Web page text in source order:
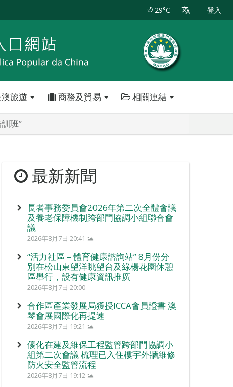
29°C 登入
旅遊 商務及貿易 相關連結
班”
最新新聞
長者事務委員會2026年第二次全體會議
及養老保障機制跨部門協調小組聯合會
議
2026年8月7日 20:41
“活力社區 – 體育健康諮詢站” 8月份分
別在松山東望洋眺望台及綠楊花園休憩
區舉行，設有健康資訊推廣
2026年8月7日 20:00
合作區產業發展局獲授ICCA會員證書 澳
琴會展國際化再提速
2026年8月7日 19:21
優化在建及維保工程監管跨部門協調小
組第二次會議 梳理已入住樓宇外牆維修
防火安全監管流程
2026年8月7日 19:12